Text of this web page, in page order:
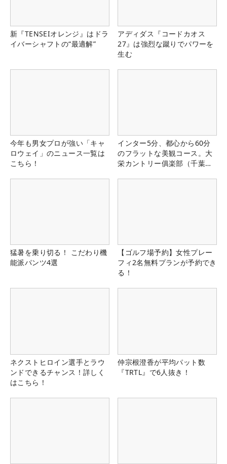
新『TENSEIオレンジ』はドラ
イバーシャフトの“最適解”
アディダス『コードカオス
27』は強烈な蹴りでパワーを
生む
今年も男女プロが強い「キャ
ロウェイ」のニュース一覧は
こちら！
インター5分、都心から60分
のフラットな美観コース。大
栄カントリー俱楽部（千葉
猛暑を乗り切る！ こだわり機
能派パンツ4選
【ゴルフ場予約】女性プレー
フィ2名無料プランが予約でき
る！
ネクストヒロイン選手とラウ
ンドできるチャンス！詳しく
はこちら！
仲宗根澄香が平均パット数
『TRTL』で6人抜き！